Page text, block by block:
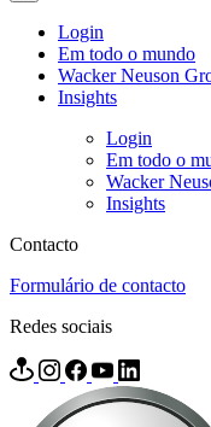
Login
Em todo o mundo
Wacker Neuson
Insights
Login
Em todo o
Wacker
Insights
Contacto
Formulário de contacto
Redes sociais